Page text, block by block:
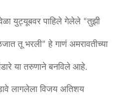
युट्यूबवर पाहिले गेलेले “तुझी
तू भरली” हे गाणं अमरावतीच्या
या तरुणाने बनविले आहे.
लागलेला विजय अतिशय